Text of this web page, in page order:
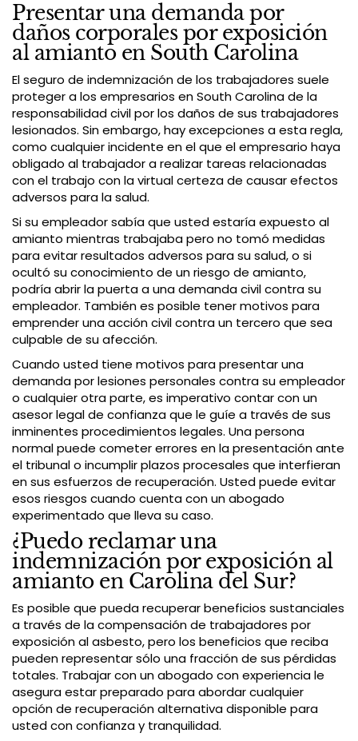
Presentar una demanda por
daños corporales por exposición
al amianto en South Carolina
El seguro de indemnización de los trabajadores suele
proteger a los empresarios en South Carolina de la
responsabilidad civil por los daños de sus trabajadores
lesionados. Sin embargo, hay excepciones a esta regla,
como cualquier incidente en el que el empresario haya
obligado al trabajador a realizar tareas relacionadas
con el trabajo con la virtual certeza de causar efectos
adversos para la salud.
Si su empleador sabía que usted estaría expuesto al
amianto mientras trabajaba pero no tomó medidas
para evitar resultados adversos para su salud, o si
ocultó su conocimiento de un riesgo de amianto,
podría abrir la puerta a una demanda civil contra su
empleador. También es posible tener motivos para
emprender una acción civil contra un tercero que sea
culpable de su afección.
Cuando usted tiene motivos para presentar una
demanda por lesiones personales contra su empleador
o cualquier otra parte, es imperativo contar con un
asesor legal de confianza que le guíe a través de sus
inminentes procedimientos legales. Una persona
normal puede cometer errores en la presentación ante
el tribunal o incumplir plazos procesales que interfieran
en sus esfuerzos de recuperación. Usted puede evitar
esos riesgos cuando cuenta con un abogado
experimentado que lleva su caso.
¿Puedo reclamar una
indemnización por exposición al
amianto en Carolina del Sur?
Es posible que pueda recuperar beneficios sustanciales
a través de la compensación de trabajadores por
exposición al asbesto, pero los beneficios que reciba
pueden representar sólo una fracción de sus pérdidas
totales. Trabajar con un abogado con experiencia le
asegura estar preparado para abordar cualquier
opción de recuperación alternativa disponible para
usted con confianza y tranquilidad.